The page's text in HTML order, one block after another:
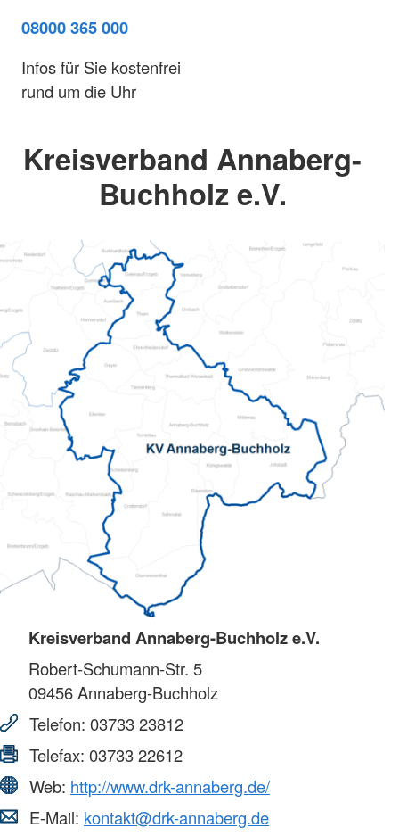
08000 365 000
Infos für Sie kostenfrei
rund um die Uhr
Kreisverband Annaberg-
Buchholz e.V.
Kreisverband Annaberg-Buchholz e.V.
Robert-Schumann-Str. 5
09456Annaberg-Buchholz
Telefon: 03733 23812
Telefax: 03733 22612
Web: http://www.drk-annaberg.de/
E-Mail: kontakt@drk-annaberg.de